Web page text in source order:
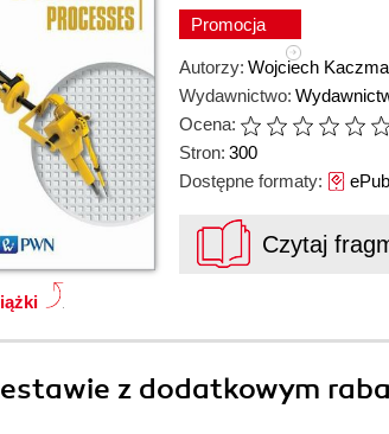
Promocja
Autorzy: Wojciech
Wydawnictwo:
Ocena:
Stron: 300
Dostępne formaty: ePub
Czytaj
z dodatkowym